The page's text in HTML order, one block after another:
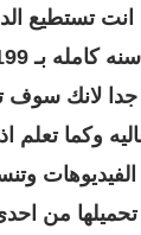
انت تستطيع
جدا لانك سوف
وكما
من